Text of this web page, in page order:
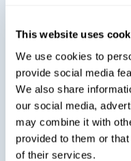
This website uses
We use cookies to
provide social media
We also share
our social media,
may combine it with
provided to them or
of their services.